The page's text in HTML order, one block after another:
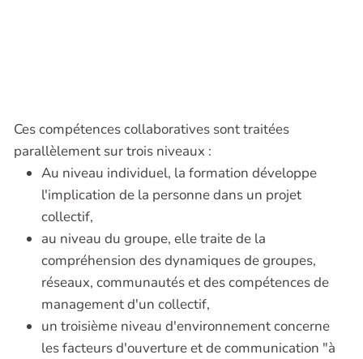
Ces compétences collaboratives sont traitées
parallèlement sur trois niveaux :
Au niveau individuel, la formation développe
l'implication de la personne dans un projet
collectif,
au niveau du groupe, elle traite de la
compréhension des dynamiques de groupes,
réseaux, communautés et des compétences de
management d'un collectif,
un troisième niveau d'environnement concerne
les facteurs d'ouverture et de communication "à